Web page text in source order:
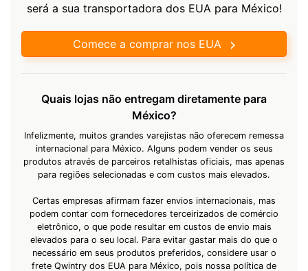
será a sua transportadora dos EUA para México!
Comece a comprar nos EUA
Quais lojas não entregam diretamente para
México?
Infelizmente, muitos grandes varejistas não oferecem remessa
internacional para México. Alguns podem vender os seus
produtos através de parceiros retalhistas oficiais, mas apenas
para regiões selecionadas e com custos mais elevados.
Certas empresas afirmam fazer envios internacionais, mas
podem contar com fornecedores terceirizados de comércio
eletrônico, o que pode resultar em custos de envio mais
elevados para o seu local. Para evitar gastar mais do que o
necessário em seus produtos preferidos, considere usar o
frete Qwintry dos EUA para México, pois nossa política de